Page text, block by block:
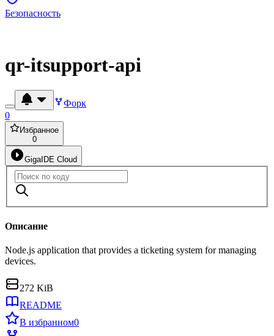
Безопасность
qr-itsupport-api
Форк
0
Избранное
0
GigaIDE Cloud
Описание
Node.js application that provides a ticketing system for managing
devices.
272 KiB
README
В избранном0